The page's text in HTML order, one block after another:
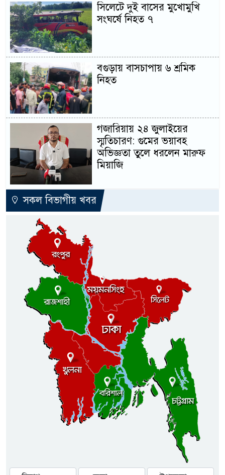
সিলেটে দুই বাসের মুখোমুখি
সংঘর্ষে নিহত ৭
বগুড়ায় বাসচাপায় ৬ শ্রমিক
নিহত
গজারিয়ায় ২৪ জুলাইয়ের
স্মৃতিচারণ: গুমের ভয়াবহ
অভিজ্ঞতা তুলে ধরলেন মারুফ
মিয়াজি
সকল বিভাগীয় খবর